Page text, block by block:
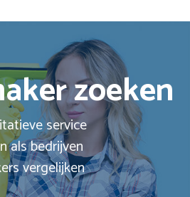
zoeken
service
als bedrijven
vergelijken